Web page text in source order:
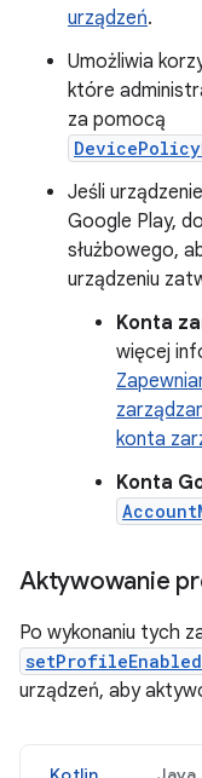
urządzeń.
Umożliwia
które
za pomocą
Jeśli
Google Play,
służbowego,
urządzeniu
Konta
więcej
konta
Konta
Aktywowanie
Po wykonaniu tych
urządzeń, aby